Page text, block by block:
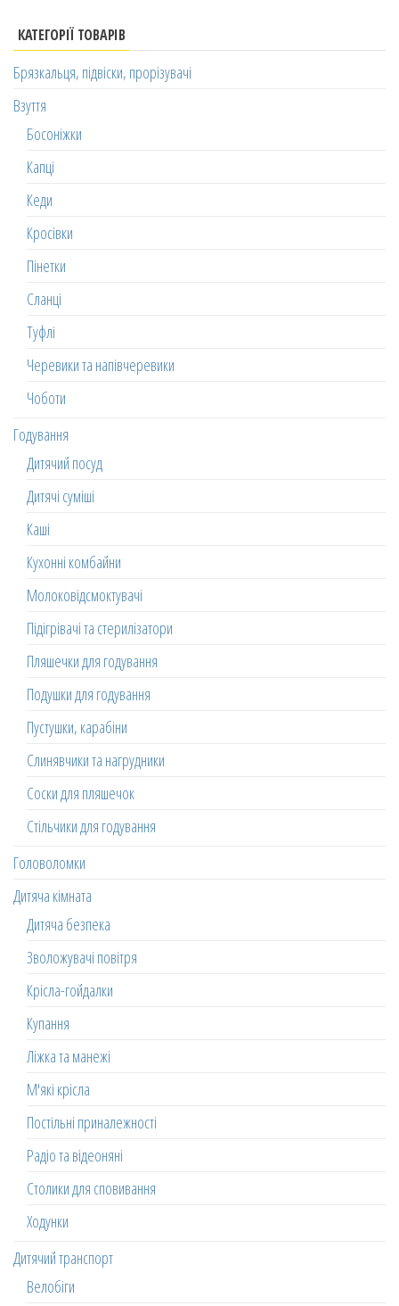
КАТЕГОРІЇ ТОВАРІВ
Брязкальця, підвіски, прорізувачі
Взуття
Босоніжки
Капці
Кеди
Кросівки
Пінетки
Сланці
Туфлі
Черевики та напівчеревики
Чоботи
Годування
Дитячий посуд
Дитячі суміші
Каші
Кухонні комбайни
Молоковідсмоктувачі
Підігрівачі та стерилізатори
Пляшечки для годування
Подушки для годування
Пустушки, карабіни
Слинявчики та нагрудники
Соски для пляшечок
Стільчики для годування
Головоломки
Дитяча кімната
Дитяча безпека
Зволожувачі повітря
Крісла-гойдалки
Купання
Ліжка та манежі
М'які крісла
Постільні приналежності
Радіо та відеоняні
Столики для сповивання
Ходунки
Дитячий транспорт
Велобіги